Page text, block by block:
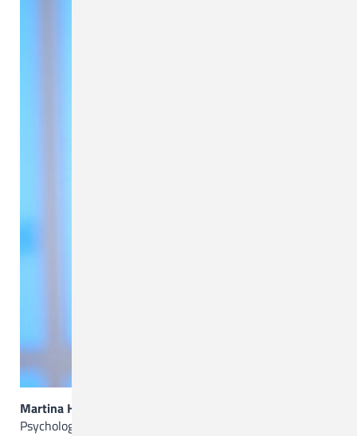
Martina Hasenpatt
Psychologische Psychotherapeutin VT